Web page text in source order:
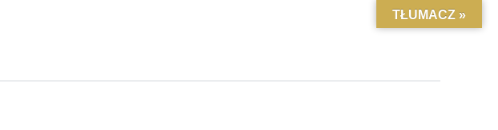
TŁUMACZ »